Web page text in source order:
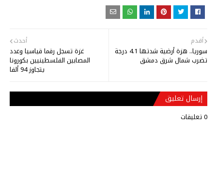
أحدث
غزة تسجل رقما قياسيا وعدد
المصابين الفلسطينيين بكورونا
يتجاوز 94 ألفا
أقدم
سوريا.. هزة أرضية شدتها 4.1 درجة
تضرب شمال شرق دمشق
إرسال تعليق
0 تعليقات